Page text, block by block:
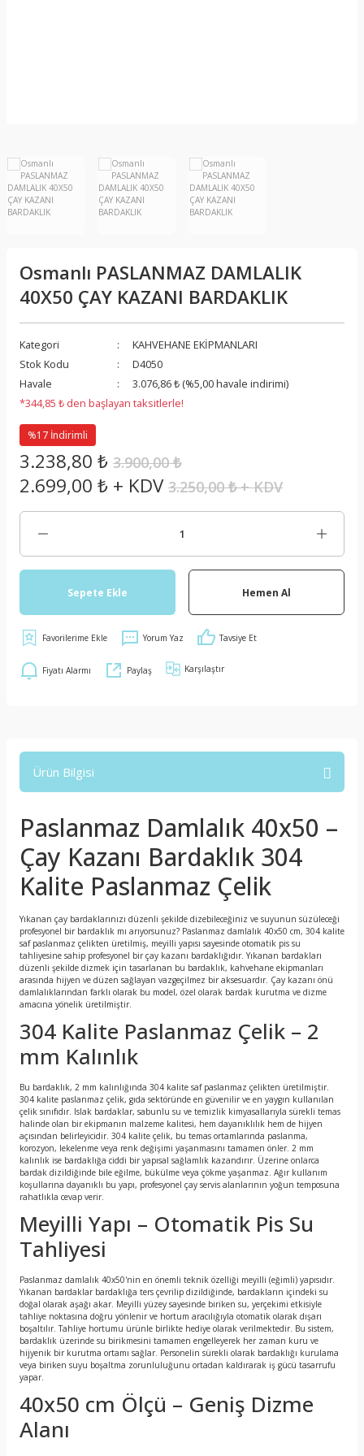
Osmanlı PASLANMAZ DAMLALIK
40X50 ÇAY KAZANI BARDAKLIK
Kategori
KAHVEHANE EKİPMANLARI
Stok Kodu
D4050
Havale
3.076,86 ₺ (%5,00 havale indirimi)
*344,85 ₺ den başlayan taksitlerle!
%17 İndirimli
3.238,80 ₺ 3.900,00 ₺
2.699,00 ₺ + KDV 3.250,00 ₺ + KDV
Sepete Ekle Hemen Al
Yorum Yaz Tavsiye Et
Fiyatı Alarmı Paylaş Karşılaştır
Ürün Bilgisi
Paslanmaz Damlalık 40x50 –
Çay Kazanı Bardaklık 304
Kalite Paslanmaz Çelik
Yıkanan çay bardaklarınızı düzenli şekilde dizebileceğiniz ve suyunun süzüleceği
profesyonel bir bardaklık mı arıyorsunuz? Paslanmaz damlalık 40x50 cm, 304 kalite
saf paslanmaz çelikten üretilmiş, meyilli yapısı sayesinde otomatik pis su
tahliyesine sahip profesyonel bir çay kazanı bardaklığıdır. Yıkanan bardakları
düzenli şekilde dizmek için tasarlanan bu bardaklık, kahvehane ekipmanları
arasında hijyen ve düzen sağlayan vazgeçilmez bir aksesuardır. Çay kazanı önü
damlalıklarından farklı olarak bu model, özel olarak bardak kurutma ve dizme
amacına yönelik üretilmiştir.
304 Kalite Paslanmaz Çelik – 2
mm Kalınlık
Bu bardaklık, 2 mm kalınlığında 304 kalite saf paslanmaz çelikten üretilmiştir.
304 kalite paslanmaz çelik, gıda sektöründe en güvenilir ve en yaygın kullanılan
çelik sınıfıdır. Islak bardaklar, sabunlu su ve temizlik kimyasallarıyla sürekli temas
halinde olan bir ekipmanın malzeme kalitesi, hem dayanıklılık hem de hijyen
açısından belirleyicidir. 304 kalite çelik, bu temas ortamlarında paslanma,
korozyon, lekelenme veya renk değişimi yaşanmasını tamamen önler. 2 mm
kalınlık ise bardaklığa ciddi bir yapısal sağlamlık kazandırır. Üzerine onlarca
bardak dizildiğinde bile eğilme, bükülme veya çökme yaşanmaz. Ağır kullanım
koşullarına dayanıklı bu yapı, profesyonel çay servis alanlarının yoğun temposuna
rahatlıkla cevap verir.
Meyilli Yapı – Otomatik Pis Su
Tahliyesi
Paslanmaz damlalık 40x50'nin en önemli teknik özelliği meyilli (eğimli) yapısıdır.
Yıkanan bardaklar bardaklığa ters çevrilip dizildiğinde, bardakların içindeki su
doğal olarak aşağı akar. Meyilli yüzey sayesinde biriken su, yerçekimi etkisiyle
tahliye noktasına doğru yönlenir ve hortum aracılığıyla otomatik olarak dışarı
boşaltılır. Tahliye hortumu ürünle birlikte hediye olarak verilmektedir. Bu sistem,
bardaklık üzerinde su birikmesini tamamen engelleyerek her zaman kuru ve
hijyenik bir kurutma ortamı sağlar. Personelin sürekli olarak bardaklığı kurulama
veya biriken suyu boşaltma zorunluluğunu ortadan kaldırarak iş gücü tasarrufu
yapar.
40x50 cm Ölçü – Geniş Dizme
Alanı